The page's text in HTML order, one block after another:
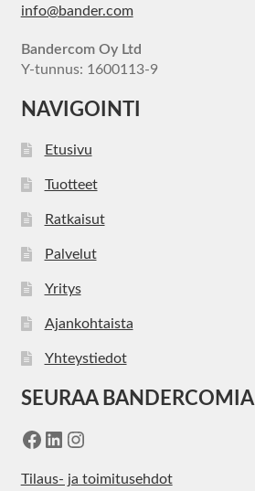
info@bander.com
Bandercom Oy Ltd
Y-tunnus: 1600113-9
NAVIGOINTI
Etusivu
Tuotteet
Ratkaisut
Palvelut
Yritys
Ajankohtaista
Yhteystiedot
SEURAA BANDERCOMIA
Facebook
LinkedIn
Instagram
Tilaus- ja toimitusehdot